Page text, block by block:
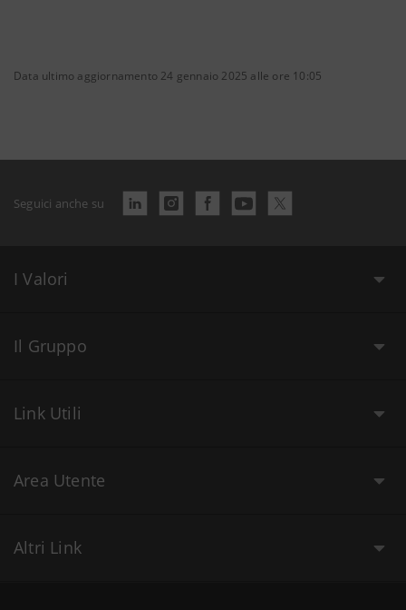
Data ultimo aggiornamento 24 gennaio 2025 alle ore 10:05
Seguici anche su
I Valori
Il Gruppo
Link Utili
Area Utente
Altri Link